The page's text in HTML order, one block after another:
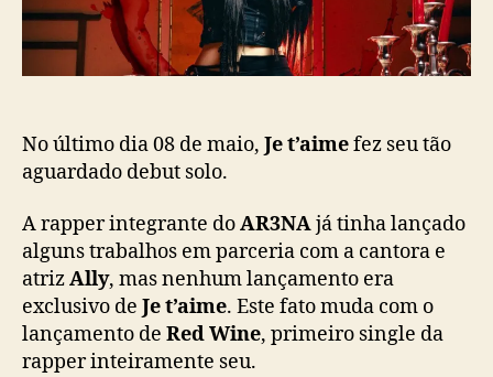
a
ç
ã
i
(
3
A
)
f
a
No último dia 08 de maio, Je t’aimefez seu tão
aguardado debut solo.
A rapper integrante doAR3NAjá tinha lançado
alguns trabalhos em parceria com a cantora e
atrizAlly, mas nenhum lançamento era
exclusivo de Je t’aime. Este fato muda com o
lançamento de Red Wine, primeiro single da
rapper inteiramente seu.